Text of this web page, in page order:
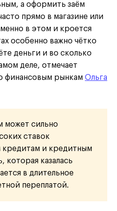
а оформить заём
прямо в магазине или
в этом и кроется
особенно важно чётко
деньги и во сколько
деле, отмечает
финансовым рынкам Ольга
может сильно
ставок
кредитам и кредитным
которая казалась
в длительное
переплатой.